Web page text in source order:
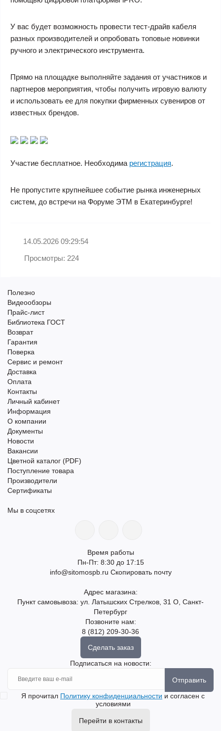
У вас будет возможность провести тест-драйв кабеля
разных производителей и опробовать топовые новинки
ручного и электрического инструмента.
Прямо на площадке выполняйте задания от участников и
партнеров мероприятия, чтобы получить игровую валюту
и использовать ее для покупки фирменных сувениров от
известных брендов.
Участие бесплатное. Необходима регистрация.
Не пропустите крупнейшее событие рынка инженерных
систем, до встречи на Форуме ЭТМ в Екатеринбурге!
14.05.2026 09:29:54
Просмотры: 224
Полезно
Видеообзоры
Прайс-лист
Библиотека ГОСТ
Возврат
Гарантия
Поверка
Сервис и ремонт
Доставка
Оплата
Контакты
Личный кабинет
Информация
О компании
Документы
Новости
Вакансии
Цветной каталог (PDF)
Поступление товара
Производители
Сертификаты
Мы в соцсетях
Время работы
Пн-Пт: 8:30 до 17:15
info@sitomospb.ru Скопировать почту
Адрес магазина:
Пункт самовывоза: ул. Латышских Стрелков, 31 О, Санкт-
Петербург
Позвоните нам:
8 (812) 209-30-36
Сделать заказ
Подписаться на новости:
Отправить
Я прочитал Политику конфиденциальности и согласен с
условиями
Перейти в контакты